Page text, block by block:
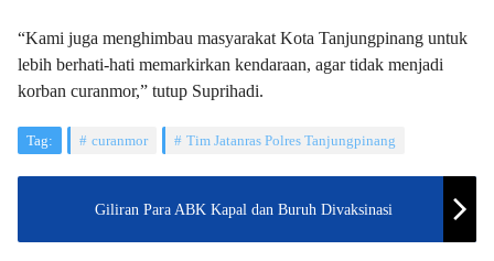
“Kami juga menghimbau masyarakat Kota Tanjungpinang untuk
lebih berhati-hati memarkirkan kendaraan, agar tidak menjadi
korban curanmor,” tutup Suprihadi.
Tag: curanmor Tim Jatanras Polres Tanjungpinang
Giliran Para ABK Kapal dan Buruh Divaksinasi